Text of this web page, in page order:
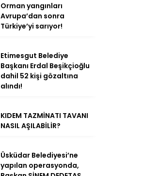
Orman yangınları
Avrupa’dan sonra
Türkiye’yi sarıyor!
Etimesgut Belediye
Başkanı Erdal Beşikçioğlu
dahil 52 kişi gözaltına
alındı!
KIDEM TAZMİNATI TAVANI
NASIL AŞILABİLİR?
Üsküdar Belediyesi’ne
yapılan operasyonda,